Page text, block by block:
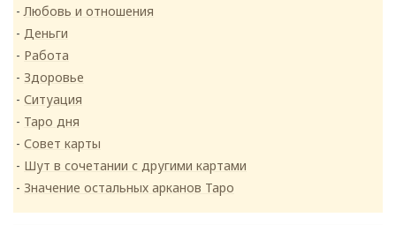
Любовь и отношения
Деньги
Работа
Здоровье
Ситуация
Таро дня
Совет карты
Шут в сочетании с другими картами
Значение остальных арканов Таро